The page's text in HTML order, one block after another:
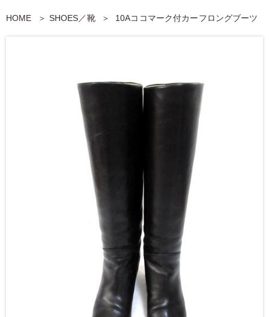
HOME SHOES／靴 10Aココマーク付カーフロングブーツ